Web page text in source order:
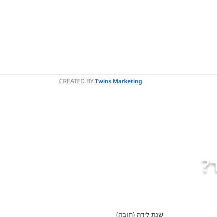
CREATED BYTwins Marketing